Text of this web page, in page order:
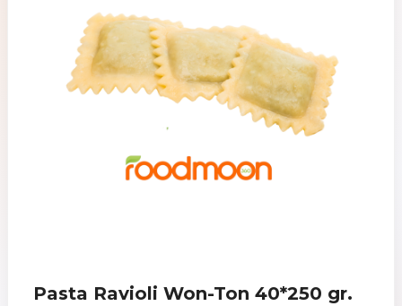
Pasta Ravioli Won-Ton 40*250 gr.